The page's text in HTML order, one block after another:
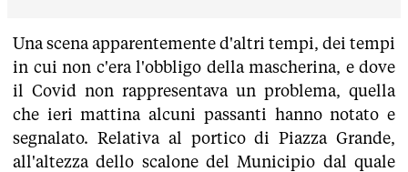
Una scena apparentemente d'altri tempi, dei tempi
in cui non c'era l'obbligo della mascherina, e dove
il Covid non rappresentava un problema, quella
che ieri mattina alcuni passanti hanno notato e
segnalato. Relativa al portico di Piazza Grande,
all'altezza dello scalone del Municipio dal quale